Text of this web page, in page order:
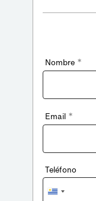
Nombre *
Email *
Teléfono
Uruguay